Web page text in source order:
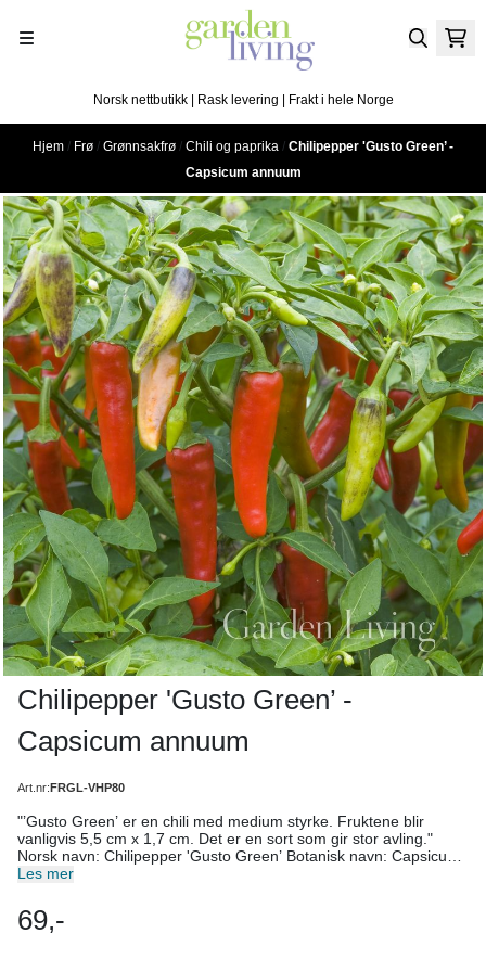
Norsk nettbutikk | Rask levering | Frakt i hele Norge
Hjem / Frø / Grønnsakfrø / Chili og paprika / Chilipepper 'Gusto Green’ -
Capsicum annuum
Chilipepper 'Gusto Green’ -
Capsicum annuum
Art.nr:FRGL-VHP80
"’Gusto Green’ er en chili med medium styrke. Fruktene blir
vanligvis 5,5 cm x 1,7 cm. Det er en sort som gir stor avling."
Norsk navn: Chilipepper 'Gusto Green’ Botanisk navn: Capsicum
annuum Vår egen eksklusive frøserie, pakket for hånd av oss.
Lysforhold: Sol, lyst. Jordforhold: Næringsrik, jevnt fuktig jord.
Hrdighet: Ikke herdig. Overvintres frostfritt. Levetid: Flerårig.
Les mer
69,-